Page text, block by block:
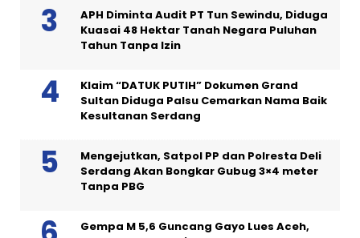
APH Diminta Audit PT Tun Sewindu, Diduga
Kuasai 48 Hektar Tanah Negara Puluhan
Tahun Tanpa Izin
Klaim “DATUK PUTIH” Dokumen Grand
Sultan Diduga Palsu Cemarkan Nama Baik
Kesultanan Serdang
Mengejutkan, Satpol PP dan Polresta Deli
Serdang Akan Bongkar Gubug 3×4 meter
Tanpa PBG
Gempa M 5,6 Guncang Gayo Lues Aceh,